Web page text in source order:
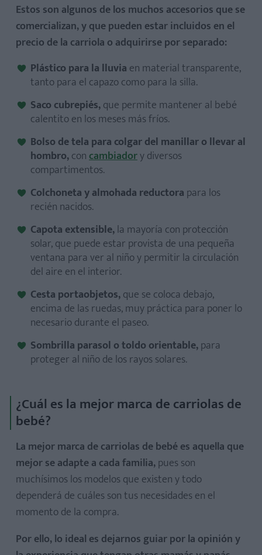
Estos son algunos de los muchos accesorios que se
comercializan, y que pueden estar incluidos en el
precio de la carriola o adquirirse por separado:
Plástico para la lluvia en material transparente,
tanto para el capazo como para la silla.
Saco cubrepiés,que permite mantener al bebé
calentito en los meses más fríos.
Bolso de tela para colgar del manillar o llevar al
hombro,concambiadory diversos
compartimentos.
Colchoneta y almohada reductora para los
recién nacidos.
Capota extensible,la mayoría con protección
solar, que puede estar provista de una pequeña
ventana para ver al niño y permitir la circulación
del aire en el interior.
Cesta portaobjetos,que se coloca debajo,
encima de las ruedas, muy práctica para poner lo
necesario durante el paseo.
Sombrilla parasol o toldo orientable,para
proteger al niño de los rayos solares.
¿Cuál es la mejor marca de carriolas de
bebé?
La mejor marca de carriolas de bebé es aquella que
mejor se adapte a cada familia,pues son
muchísimos los modelos que existen y todo
dependerá de cuáles son tus necesidades en el
momento de la compra.
Por ello, lo ideal es dejarnos guiar por la opinión y